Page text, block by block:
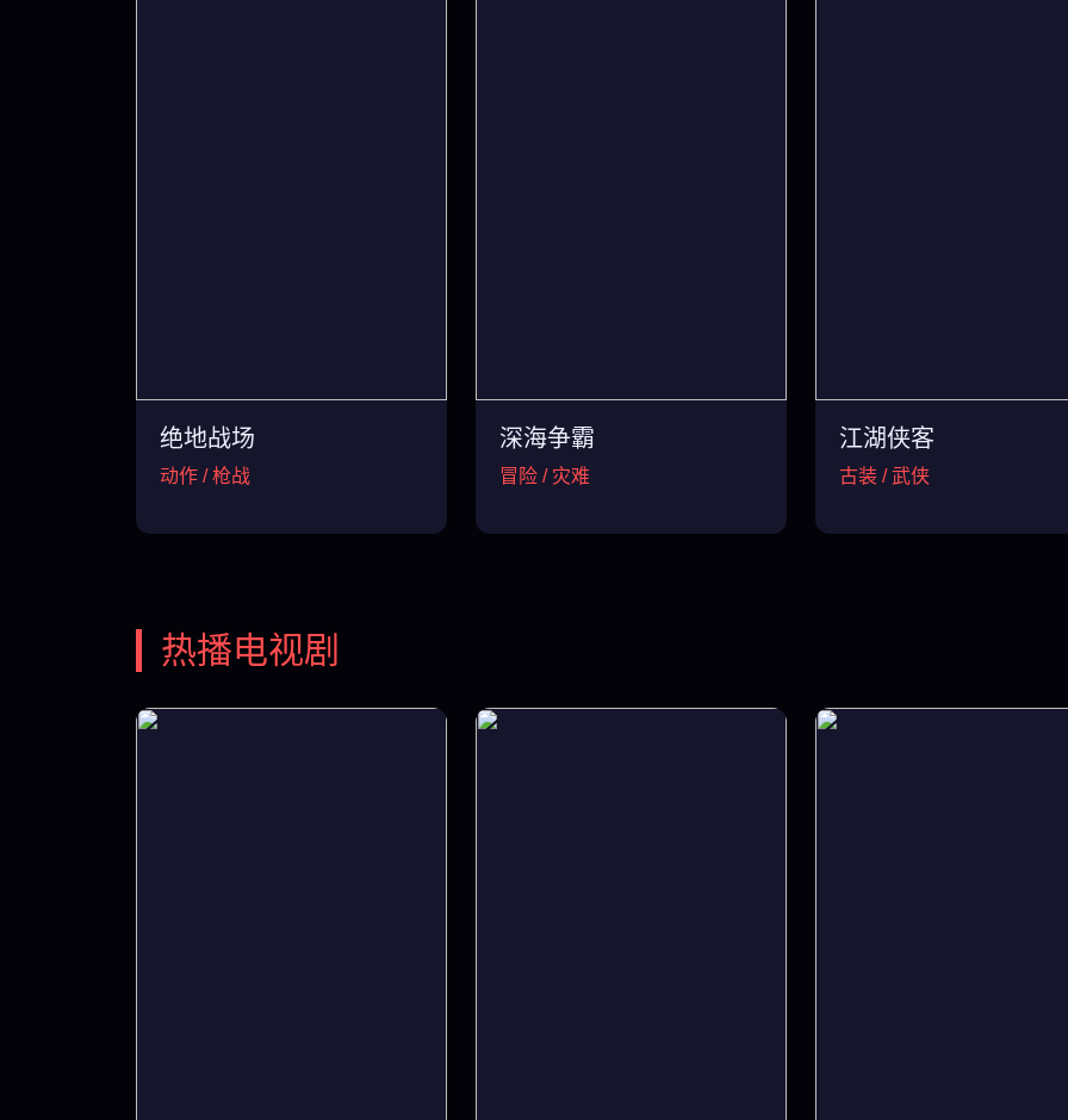
绝地战场
动作 / 枪战
深海争霸
冒险 / 灾难
江湖侠客
古装 / 武侠
热播电视剧